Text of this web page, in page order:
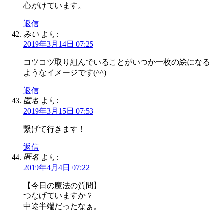
心がけています。
返信
みい より:
2019年3月14日 07:25
コツコツ取り組んでいることがいつか一枚の絵になる
ようなイメージです(^^)
返信
匿名 より:
2019年3月15日 07:53
繋げて行きます！
返信
匿名 より:
2019年4月4日 07:22
【今日の魔法の質問】
つなげていますか？
中途半端だったなぁ。